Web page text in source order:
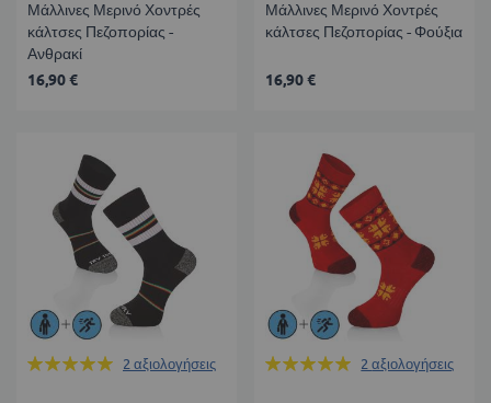
Μάλλινες Μερινό Χοντρές
κάλτσες Πεζοπορίας -
Ανθρακί
16,90 €
Μάλλινες Μερινό Χοντρές
κάλτσες Πεζοπορίας - Φούξια
16,90 €
Βαθμολογία:
2 αξιολογήσεις
Βαθμολογία:
2αξιολογήσεις